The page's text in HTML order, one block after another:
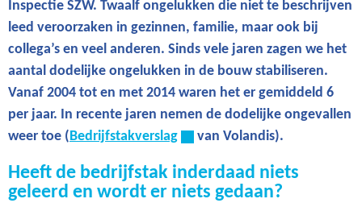
Inspectie SZW. Twaalf ongelukken die niet te beschrijven
leed veroorzaken in gezinnen, familie, maar ook bij
collega’s en veel anderen. Sinds vele jaren zagen we het
aantal dodelijke ongelukken in de bouw stabiliseren.
Vanaf 2004 tot en met 2014 waren het er gemiddeld 6
per jaar. In recente jaren nemen de dodelijke ongevallen
weer toe (Bedrijfstakverslag van Volandis).
Heeft de bedrijfstak inderdaad niets
geleerd en wordt er niets gedaan?